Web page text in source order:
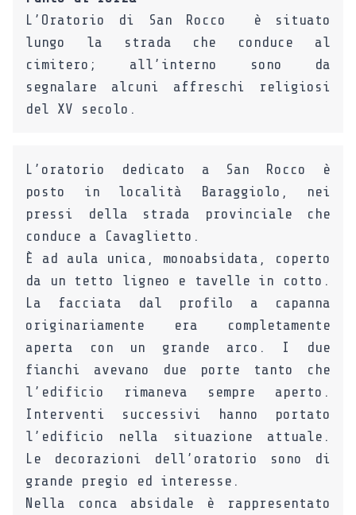
L’Oratorio di San Rocco è situato
lungo la strada che conduce al
cimitero; all’interno sono da
segnalare alcuni affreschi religiosi
del XV secolo.
L’oratorio dedicato a San Rocco è
posto in località Baraggiolo, nei
pressi della strada provinciale che
conduce a Cavaglietto.
È ad aula unica, monoabsidata, coperto
da un tetto ligneo e tavelle in cotto.
La facciata dal profilo a capanna
originariamente era completamente
aperta con un grande arco. I due
fianchi avevano due porte tanto che
l’edificio rimaneva sempre aperto.
Interventi successivi hanno portato
l’edificio nella situazione attuale.
Le decorazioni dell’oratorio sono di
grande pregio ed interesse.
Nella conca absidale è rappresentato